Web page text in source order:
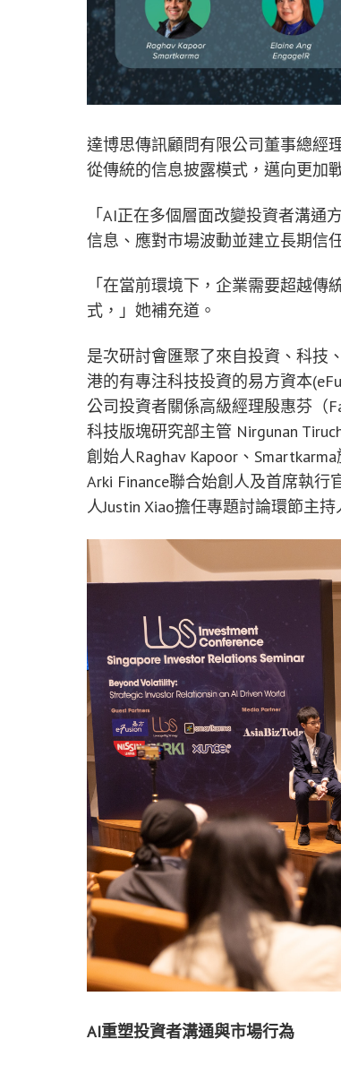
達博思傳訊顧問有限公司董事總經
從傳統的信息披露模式，邁向更加
「AI正在多個層面改變投資者溝
信息、應對市場波動並建立長期信
「在當前環境下，企業需要超越
式，」她補充道。
是次研討會匯聚了來自投資、科技
港的有專注科技投資的易方資本
公司投資者關係高級經理殷惠芬（
科技版塊研究部主管 Nirgunan
創始人Raghav Kapoor、
Arki Finance聯合始創人及首席執
人Justin Xiao擔任專題討論環節主持
AI重塑投資者溝通與市場行為